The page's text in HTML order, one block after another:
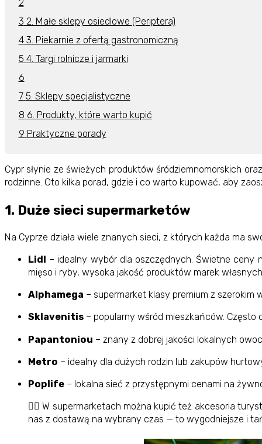
2. Małe sklepy osiedlowe (Periptera)
3. Piekarnie z ofertą gastronomiczną
4. Targi rolnicze i jarmarki
5. Sklepy specjalistyczne
6. Produkty, które warto kupić
Praktyczne porady
Cypr słynie ze świeżych produktów śródziemnomorskich
rodzinne. Oto kilka porad, gdzie i co warto kupować, aby
1. Duże sieci supermarketów
Na Cyprze działa wiele znanych sieci, z których każda ma
Lidl – idealny wybór dla oszczędnych. Świetne ceny
mięso i ryby, wysoka jakość produktów marek
Alphamega – supermarket klasy premium z
Sklavenitis – popularny wśród mieszkańców. Często
Papantoniou – znany z dobrej jakości lokalnych
Metro – idealny dla dużych rodzin lub zakupów
Poplife – lokalna sieć z przystępnymi cenami na
🏄‍♀️ W supermarketach można kupić też akcesoria
nas z dostawą na wybrany czas — to wygodniejsze i